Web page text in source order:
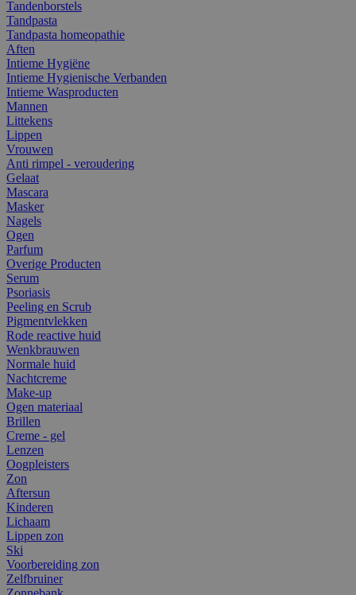
Tandenborstels
Tandpasta
Tandpasta homeopathie
Aften
Intieme Hygiëne
Intieme Hygienische Verbanden
Intieme Wasproducten
Mannen
Littekens
Lippen
Vrouwen
Anti rimpel - veroudering
Gelaat
Mascara
Masker
Nagels
Ogen
Parfum
Overige Producten
Serum
Psoriasis
Peeling en Scrub
Pigmentvlekken
Rode reactive huid
Wenkbrauwen
Normale huid
Nachtcreme
Make-up
Ogen materiaal
Brillen
Creme - gel
Lenzen
Oogpleisters
Zon
Aftersun
Kinderen
Lichaam
Lippen zon
Ski
Voorbereiding zon
Zelfbruiner